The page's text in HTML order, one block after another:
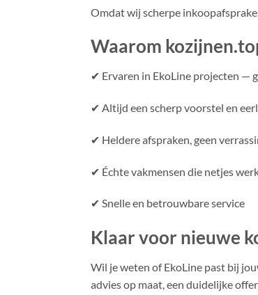
Omdat wij scherpe
Waarom
✔ Ervaren in EkoLine projecten —
✔ Altijd een scherp voorstel en
✔ Heldere afspraken, geen
✔ Échte vakmensen die netjes
✔ Snelle en betrouwbare service
Klaar voor nieuwe
Wil je weten of EkoLine past bij
advies op maat, een duidelijke